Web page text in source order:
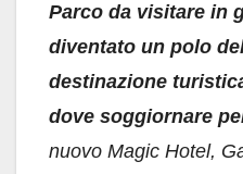
Parco da visitare in
diventato un polo
destinazione
dove soggiornare
nuovo Magic Hotel,